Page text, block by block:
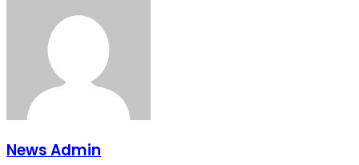
News Admin